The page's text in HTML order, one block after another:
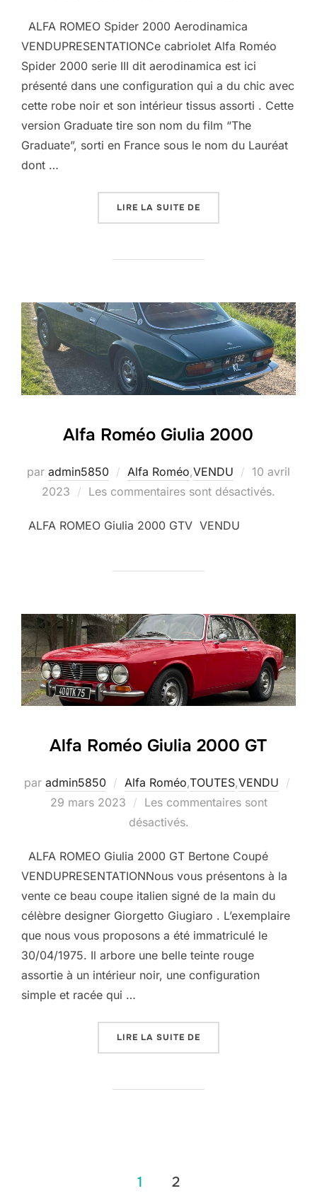
ALFA ROMEO Spider 2000 Aerodinamica
VENDUPRESENTATIONCe cabriolet Alfa Roméo
Spider 2000 serie III dit aerodinamica est ici
présenté dans une configuration qui a du chic avec
cette robe noir et son intérieur tissus assorti . Cette
version Graduate tire son nom du film “The
Graduate”, sorti en France sous le nom du Lauréat
dont …
LIRE LA SUITE DE
Alfa Roméo Giulia 2000
par admin5850 Alfa Roméo,VENDU
Publié
le
10 avril
2023
Les commentaires sont désactivés.
ALFA ROMEO Giulia 2000 GTV VENDU
Alfa Roméo Giulia 2000 GT
par admin5850 Alfa Roméo,TOUTES,VENDU
29 mars 2023
Les commentaires sont
désactivés.
ALFA ROMEO Giulia 2000 GT Bertone Coupé
VENDUPRESENTATIONNous vous présentons à la
vente ce beau coupe italien signé de la main du
célèbre designer Giorgetto Giugiaro . L’exemplaire
que nous vous proposons a été immatriculé le
30/04/1975. Il arbore une belle teinte rouge
assortie à un intérieur noir, une configuration
simple et racée qui …
LIRE LA SUITE DE
1 2